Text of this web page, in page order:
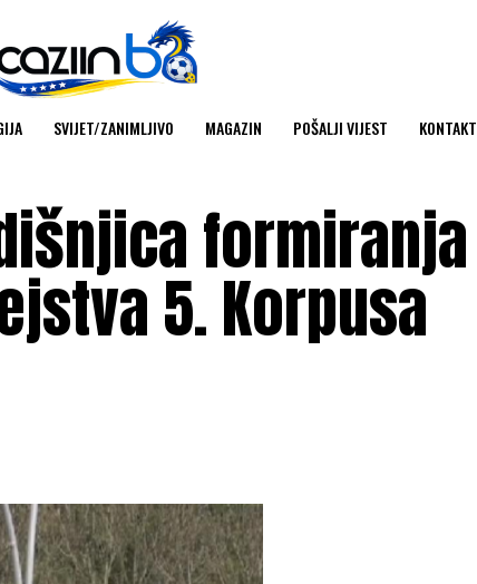
SVIJET/ZANIMLJIVO MAGAZIN POŠALJI VIJEST KONTAKT
formiranja
5. Korpusa